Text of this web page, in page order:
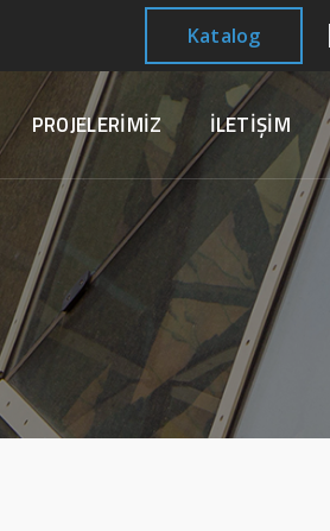
Katalog
PROJELERİMİZ İLETİŞİM